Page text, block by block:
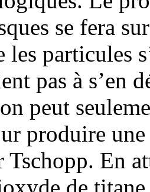
se fera
les particules
pas à s’en
peut
produire
Tschopp. En
de